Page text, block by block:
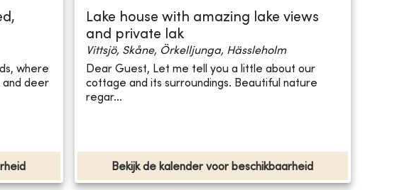
where
and deer
Lake house with amazing lake views
and private lak
Vittsjö, Skåne, Örkelljunga, Hässleholm
Dear Guest, Let me tell you a little about our
cottage and its surroundings. Beautiful nature
regar...
Bekijk de kalender voor beschikbaarheid